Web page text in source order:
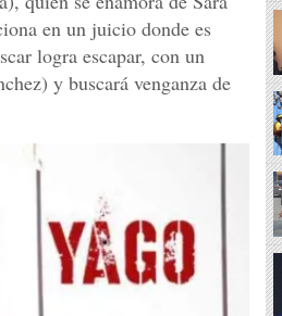
en un juicio donde es
logra escapar, con un
y buscará venganza de